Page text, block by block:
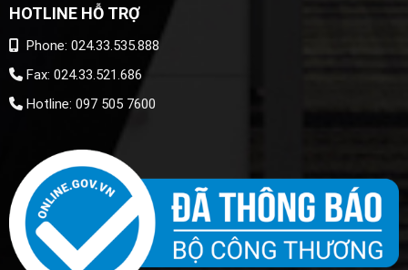
HOTLINE HỖ TRỢ
Phone: 024.33.535.888
Fax: 024.33.521.686
Hotline: 097 505 7600